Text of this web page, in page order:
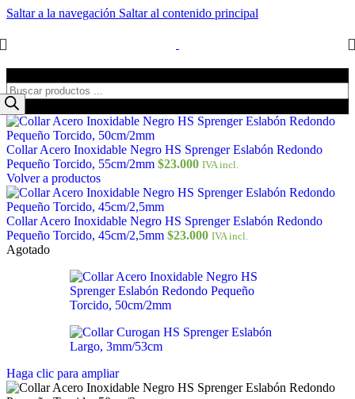
Saltar a la navegación Saltar al contenido principal
Collar Acero Inoxidable Negro HS Sprenger Eslabón Redondo
Pequeño Torcido, 55cm/2mm $23.000 IVA incl.
Volver a productos
Collar Acero Inoxidable Negro HS Sprenger Eslabón Redondo
Pequeño Torcido, 45cm/2,5mm $23.000 IVA incl.
Agotado
Haga clic para ampliar